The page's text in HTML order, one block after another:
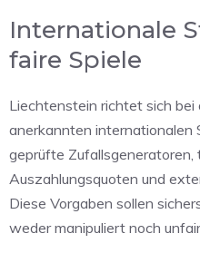
Internationale
faire Spiele
Liechtenstein richtet sich bei
anerkannten internationalen
geprüfte Zufallsgeneratoren,
Auszahlungsquoten und
Diese Vorgaben sollen
weder manipuliert noch